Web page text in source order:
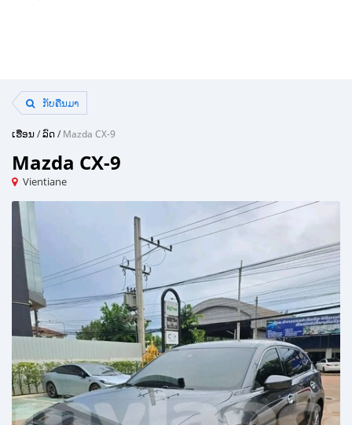
ກັບຄືນມາ
ເຮືອນ/ລົດ/Mazda CX-9
Mazda CX-9
Vientiane